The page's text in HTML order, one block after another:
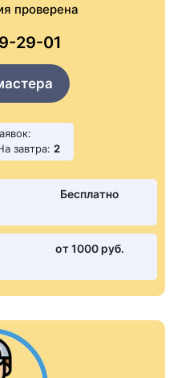
проверена
29-01
завтра: 2
Бесплатно
от 1000 pуб.